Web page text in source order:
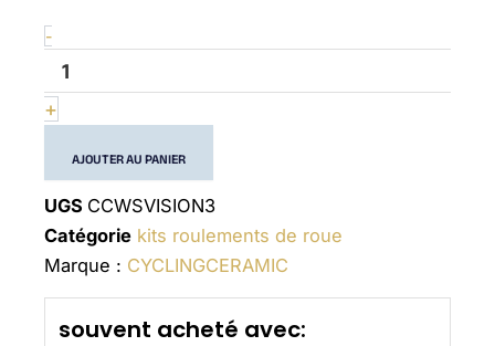
-
Wheel
bearing
kit
Vision
3
+
AJOUTER AU PANIER
UGS CCWSVISION3
Catégorie kits roulements de roue
Marque : CYCLINGCERAMIC
souvent acheté avec: